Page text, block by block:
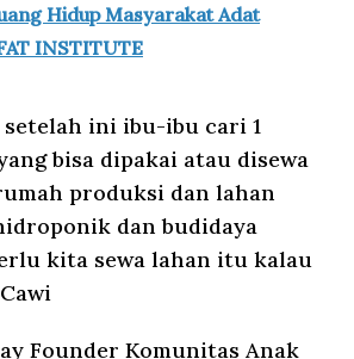
Hidup Masyarakat Adat
INSTITUTE
setelah ini ibu-ibu cari 1
bisa dipakai atau disewa
produksi dan lahan
dan budidaya
kita sewa lahan itu kalau
Founder Komunitas Anak